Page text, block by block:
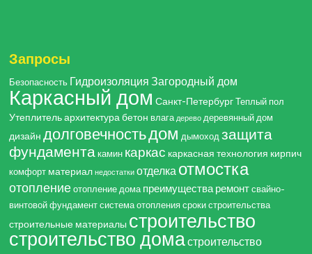
Запросы
Безопасность Гидроизоляция Загородный дом
Каркасный дом Санкт-Петербург Теплый пол
Утеплительархитектурабетон влага дерево деревянный дом
дизайн долговечностьдом дымоход защита
фундамента камин каркас каркасная технология кирпич
комфорт материал недостатки отделка отмостка
отопление отопление дома преимуществаремонт свайно-
винтовой фундамент система отопления сроки строительства
строительные материалы строительство
строительство домастроительство